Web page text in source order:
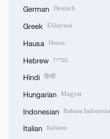
German Deutsch
Greek Ελληνικά
Hausa Hausa
Hebrew עברית
Hindi हिन्दी
Hungarian Magyar
Indonesian Bahasa Indonesia
Italian Italiano